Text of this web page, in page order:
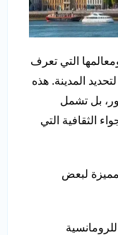
التي تعرف
المدينة. هذه
بل تشمل
الثقافية التي
لبعض